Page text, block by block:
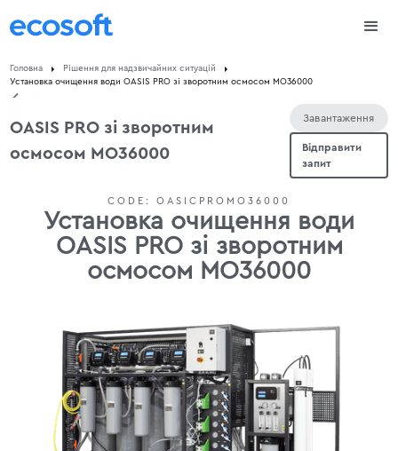
Головна
Рішення для надзвичайних ситуацій
Установка очищення води OASIS PRO зі зворотним осмосом МО36000
OASIS PRO зі зворотним
осмосом МО36000
Завантаження
Відправити
запит
CODE: OASICPROMO36000
Установка очищення води
OASIS PRO зі зворотним
осмосом МО36000